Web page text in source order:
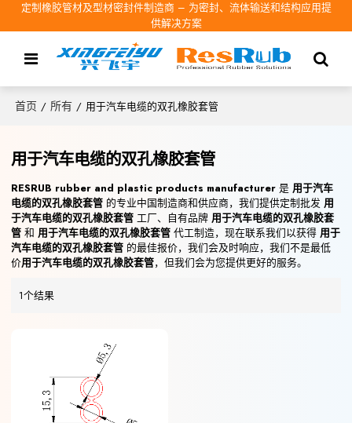
定制橡胶管材及型材密封件制造商 – 为密封、流体输送和结构应用提
供解决方案
首页 / 所有 / 用于汽车电缆的双孔橡胶套管
用于汽车电缆的双孔橡胶套管
RESRUB rubber and plastic products manufacturer 是用于汽车
电缆的双孔橡胶套管 的专业中国制造商和供应商，我们提供定制批发用
于汽车电缆的双孔橡胶套管 工厂、自有品牌用于汽车电缆的双孔橡胶套
管 和用于汽车电缆的双孔橡胶套管 代工制造，现在联系我们以获得用于
汽车电缆的双孔橡胶套管 的最佳报价，我们会及时响应，我们不是最低
价用于汽车电缆的双孔橡胶套管，但我们会为您提供更好的服务。
1个结果